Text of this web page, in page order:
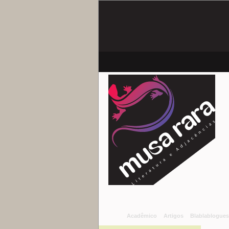
Acadêmico Artigos Blablablogues